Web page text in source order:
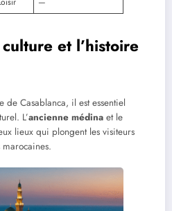
et l’histoire
de Casablanca, il est essentiel
L’ancienne médina et le
lieux qui plongent les visiteurs